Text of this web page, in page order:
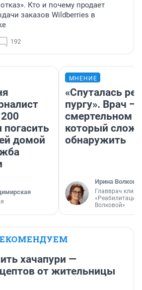
Кто и почему продает
заказов Wildberries в
192
домой
МНЕНИЕ
«Спуталась
пургу». Врач —
смертельном
который
обнаружить
Ирина Волкова
Главврач
«Реабилитация
Волковой»
хачапури —
от жительницы